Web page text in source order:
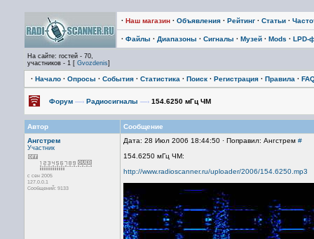
· Наш магазин · Объявления · Рейтинг · Статьи ·
· Файлы · Диапазоны · Сигналы · Музей · Mods · LPD-
На сайте: гостей - 70,
участников - 1 [ Gvozdenis]
· Начало · Опросы · События · Статистика · Поиск · Регистрация · Правила ·
Форум —› Радиосигналы —› 154.6250 мГц ЧМ
Автор
Сообщение
Ангстрем
Участник
с сен 2005
127.0.0.1
Сообщений: 9133
Дата: 28 Июл 2006 18:44:50 · Поправил: Ангстрем #
154.6250 мГц ЧМ:
http://www.radioscanner.ru/uploader/2006/154.6250.mp3